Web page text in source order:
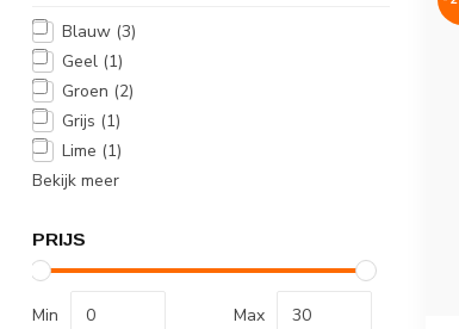
Blauw (3)
Geel (1)
Groen (2)
Grijs (1)
Lime (1)
Bekijk meer
PRIJS
Min Max